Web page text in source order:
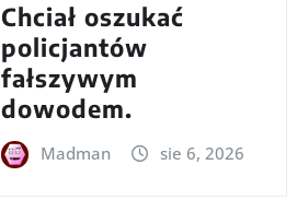
Chciał oszukać
policjantów
fałszywym
dowodem.
Madman sie 6, 2026